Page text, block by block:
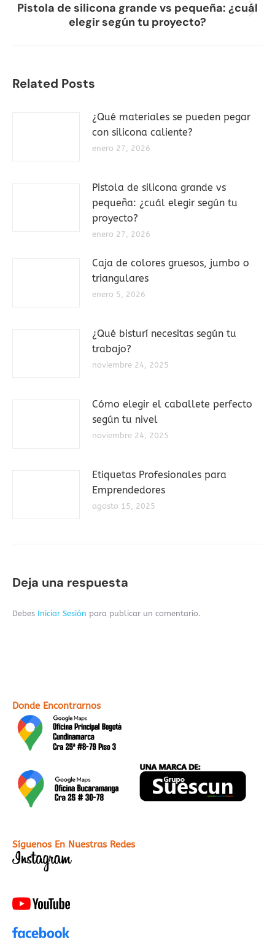
Publicación
siguiente:
Pistola de silicona grande vs pequeña: ¿cuál
elegir según tu proyecto?
Related Posts
¿Qué materiales se pueden pegar
con silicona caliente?
enero 27, 2026
Pistola de silicona grande vs
pequeña: ¿cuál elegir según tu
proyecto?
enero 27, 2026
Caja de colores gruesos, jumbo o
triangulares
enero 5, 2026
¿Qué bisturí necesitas según tu
trabajo?
noviembre 24, 2025
Cómo elegir el caballete perfecto
según tu nivel
noviembre 24, 2025
Etiquetas Profesionales para
Emprendedores
agosto 15, 2025
Deja una respuesta
Debes Iniciar Sesión para publicar un comentario.
Donde Encontrarnos
Síguenos En Nuestras Redes